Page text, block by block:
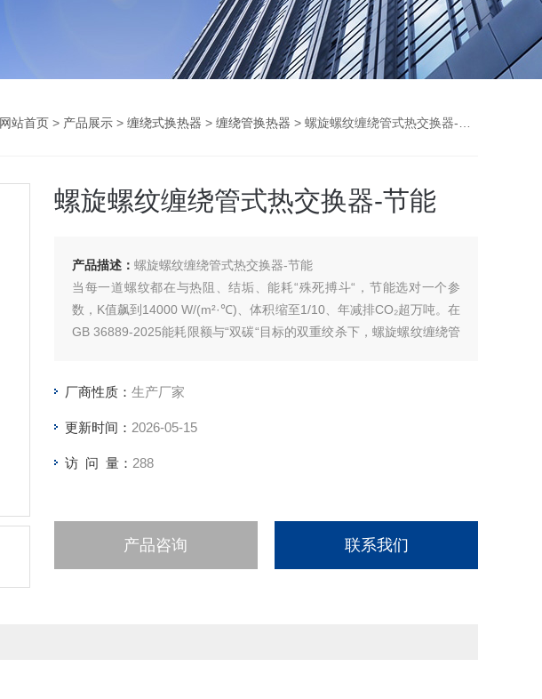
网站首页 > 产品展示 > 缠绕式换热器 > 缠绕管换热器 > 螺旋螺纹缠绕管式热交换器-节能
螺旋螺纹缠绕管式热交换器-节能
产品描述： 螺旋螺纹缠绕管式热交换器-节能
当每一道螺纹都在与热阻、结垢、能耗“殊死搏斗“，节能选对一个参
数，K值飙到14000 W/(m²·℃)、体积缩至1/10、年减排CO₂超万吨。在
GB 36889-2025能耗限额与“双碳“目标的双重绞杀下，螺旋螺纹缠绕管
厂商性质： 生产厂家
更新时间： 2026-05-15
访 问 量： 288
产品咨询 联系我们